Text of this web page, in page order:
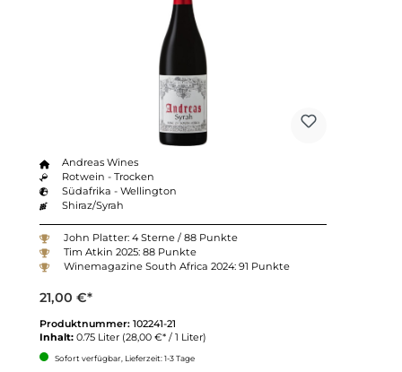
Andreas Wines
Rotwein - Trocken
Südafrika - Wellington
Shiraz/Syrah
John Platter: 4 Sterne / 88 Punkte
Tim Atkin 2025: 88 Punkte
Winemagazine South Africa 2024: 91 Punkte
21,00 €*
Produktnummer: 102241-21
Inhalt: 0.75 Liter (28,00 €* / 1 Liter)
Sofort verfügbar, Lieferzeit: 1-3 Tage